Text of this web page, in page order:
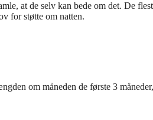
at de selv kan bede om det. De
for støtte om natten.
om måneden de første 3